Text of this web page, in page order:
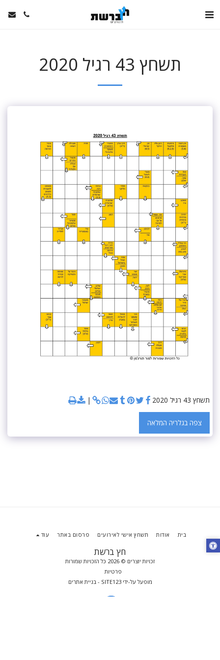
תשחץ 43 רגיל 2020
תשחץ 43 רגיל 2020
צפה בגלריה המלאה
חץ ברשת
זכויות יוצרים © 2026 כל הזכויות שמורות
פרטיות
מופעל על-ידיSITE123
- בניית אתרים
בית אודות תשחץ אישי לאירועים פרסום באתר עוד